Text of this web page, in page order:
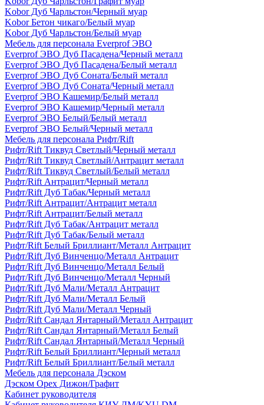
Kobor Дуб Чарльстон/Черный муар
Kobor Бетон чикаго/Белый муар
Kobor Дуб Чарльстон/Белый муар
Мебель для персонала Everprof ЭВО
Everprof ЭВО Дуб Пасадена/Черный металл
Everprof ЭВО Дуб Пасадена/Белый металл
Everprof ЭВО Дуб Соната/Белый металл
Everprof ЭВО Дуб Соната/Черный металл
Everprof ЭВО Кашемир/Белый металл
Everprof ЭВО Кашемир/Черный металл
Everprof ЭВО Белый/Белый металл
Everprof ЭВО Белый/Черный металл
Мебель для персонала Рифт/Rift
Рифт/Rift Тиквуд Светлый/Черный металл
Рифт/Rift Тиквуд Светлый/Антрацит металл
Рифт/Rift Тиквуд Светлый/Белый металл
Рифт/Rift Антрацит/Черный металл
Рифт/Rift Дуб Табак/Черный металл
Рифт/Rift Антрацит/Антрацит металл
Рифт/Rift Антрацит/Белый металл
Рифт/Rift Дуб Табак/Антрацит металл
Рифт/Rift Дуб Табак/Белый металл
Рифт/Rift Белый Бриллиант/Металл Антрацит
Рифт/Rift Дуб Винченцо/Металл Антрацит
Рифт/Rift Дуб Винченцо/Металл Белый
Рифт/Rift Дуб Винченцо/Металл Черный
Рифт/Rift Дуб Мали/Металл Антрацит
Рифт/Rift Дуб Мали/Металл Белый
Рифт/Rift Дуб Мали/Металл Черный
Рифт/Rift Сандал Янтарный/Металл Антрацит
Рифт/Rift Сандал Янтарный/Металл Белый
Рифт/Rift Сандал Янтарный/Металл Черный
Рифт/Rift Белый Бриллиант/Черный металл
Рифт/Rift Белый Бриллиант/Белый металл
Мебель для персонала Дэском
Дэском Орех Дижон/Графит
Кабинет руководителя